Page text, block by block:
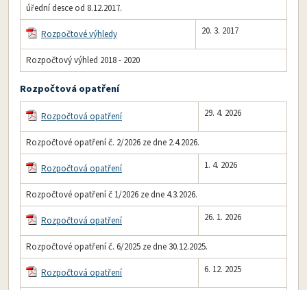
úřední desce od 8.12.2017.
Rozpočtové výhledy 20. 3. 2017
Rozpočtový výhled 2018 - 2020
Rozpočtová opatření
Rozpočtová opatření 29. 4. 2026
Rozpočtové opatření č. 2/2026 ze dne 2.4.2026.
Rozpočtová opatření 1. 4. 2026
Rozpočtové opatření č 1/2026 ze dne 4.3.2026.
Rozpočtová opatření 26. 1. 2026
Rozpočtové opatření č. 6/2025 ze dne 30.12.2025.
Rozpočtová opatření 6. 12. 2025